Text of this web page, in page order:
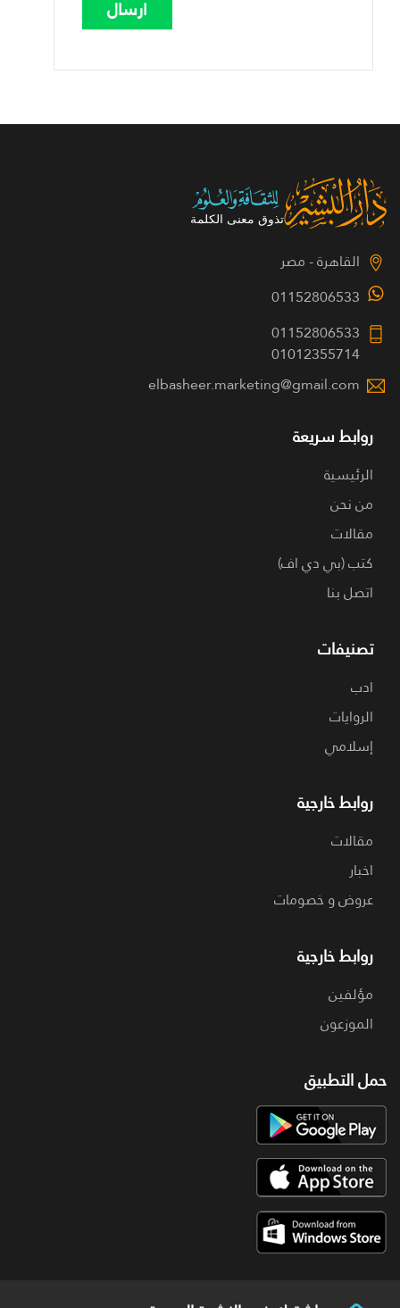
القاهرة - مصر
01152806533
01152806533
01012355714
elbasheer.marketing@gmail.com
روابط سريعة
الرئيسية
من نحن
مقالات
كتب (بي دي اف)
اتصل بنا
تصنيفات
ادب
الروايات
إسلامي
روابط خارجية
مقالات
اخبار
عروض و خصومات
روابط خارجية
مؤلفين
الموزعون
حمل التطبيق